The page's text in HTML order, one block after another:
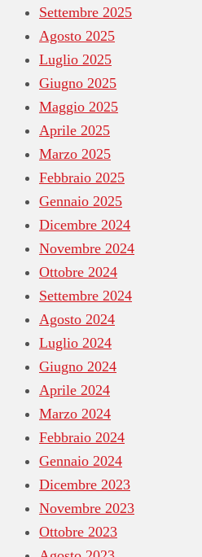
Settembre 2025
Agosto 2025
Luglio 2025
Giugno 2025
Maggio 2025
Aprile 2025
Marzo 2025
Febbraio 2025
Gennaio 2025
Dicembre 2024
Novembre 2024
Ottobre 2024
Settembre 2024
Agosto 2024
Luglio 2024
Giugno 2024
Aprile 2024
Marzo 2024
Febbraio 2024
Gennaio 2024
Dicembre 2023
Novembre 2023
Ottobre 2023